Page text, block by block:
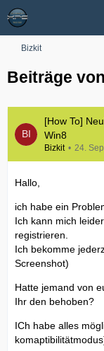
Bizkit
Beiträge
[How To]
Win8
Bizkit 24.
Hallo,
ich habe ein
Ich kann mich
registrieren.
Ich bekomme
Screenshot)
Hatte jemand von
Ihr den behoben?
ICh habe alles